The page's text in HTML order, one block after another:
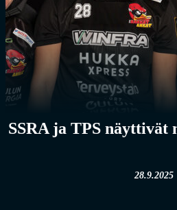
SSRA ja TPS näyttivät
28.9.2025